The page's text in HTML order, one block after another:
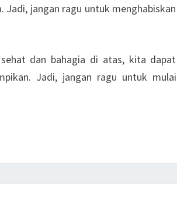
jangan ragu untuk menghabiskan
dan bahagia di atas, kita dapat
Jadi, jangan ragu untuk mulai